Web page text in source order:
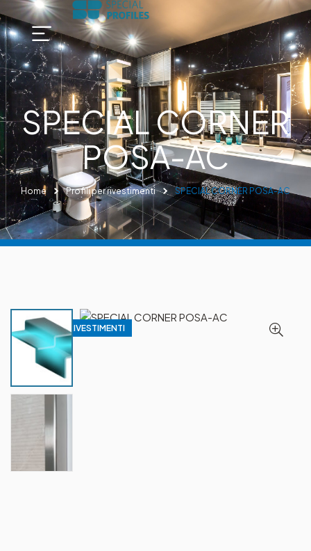
SPECIAL CORNER
POSA-AC
Home Profili per rivestimenti SPECIAL CORNER POSA-AC
PROFILI PER RIVESTIMENTI